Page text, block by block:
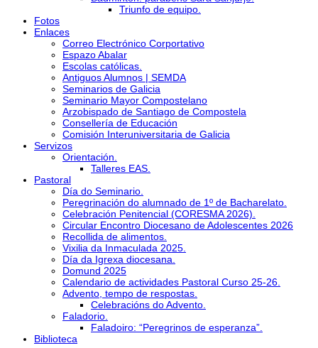
Triunfo de equipo.
Fotos
Enlaces
Correo Electrónico Corportativo
Espazo Abalar
Escolas católicas.
Antiguos Alumnos | SEMDA
Seminarios de Galicia
Seminario Mayor Compostelano
Arzobispado de Santiago de Compostela
Consellería de Educación
Comisión Interuniversitaria de Galicia
Servizos
Orientación.
Talleres EAS.
Pastoral
Día do Seminario.
Peregrinación do alumnado de 1º de Bacharelato.
Celebración Penitencial (CORESMA 2026).
Circular Encontro Diocesano de Adolescentes 2026
Recollida de alimentos.
Vixilia da Inmaculada 2025.
Día da Igrexa diocesana.
Domund 2025
Calendario de actividades Pastoral Curso 25-26.
Advento, tempo de respostas.
Celebracións do Advento.
Faladorio.
Faladoiro: “Peregrinos de esperanza”.
Biblioteca